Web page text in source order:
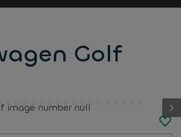
Golf